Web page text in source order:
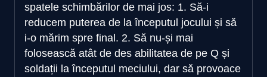
spatele schimbărilor de mai jos: 1. Să-i
reducem puterea de la începutul jocului și să
i-o mărim spre final. 2. Să nu-și mai
folosească atât de des abilitatea de pe Q și
soldații la începutul meciului, dar să provoace